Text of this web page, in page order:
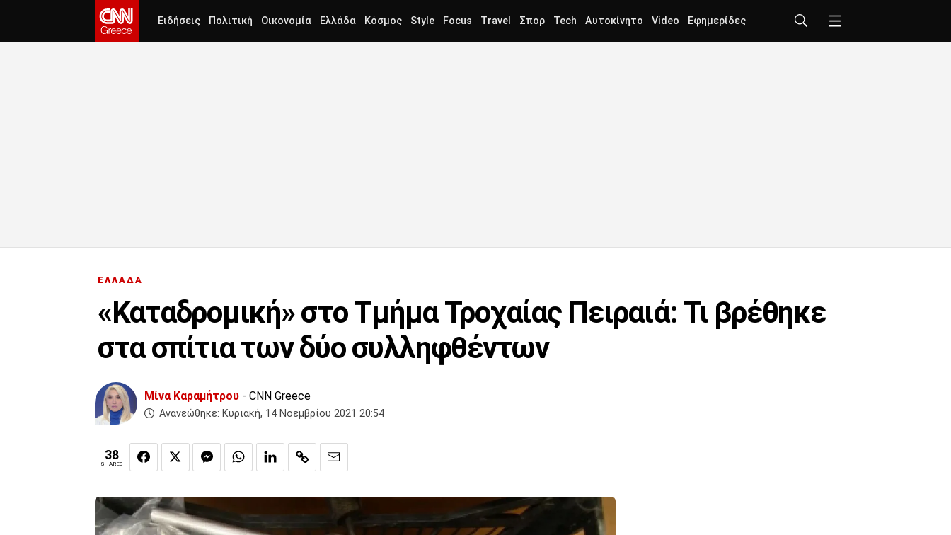
Ειδήσεις Πολιτική Οικονομία Ελλάδα Κόσμος Style Focus Travel Σπορ Tech Αυτοκίνητο Video Εφημερίδες
ΕΛΛΑΔΑ
«Καταδρομική» στο Τμήμα Τροχαίας Πειραιά: Τι βρέθηκε
στα σπίτια των δύο συλληφθέντων
Μίνα Καραμήτρου - CNN Greece
Ανανεώθηκε: Κυριακή, 14 Νοεμβρίου 2021 20:54
38
SHARES